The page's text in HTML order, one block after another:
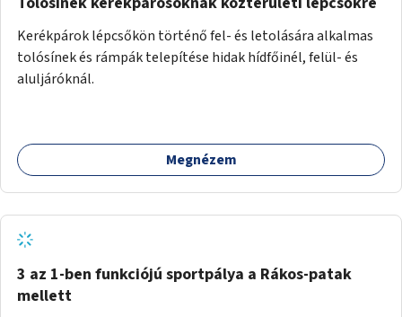
Kerékpárok lépcsőkön történő fel- és letolására alkalmas
tolósínek és rámpák telepítése hidak hídfőinél, felül- és
aluljáróknál.
Megnézem
3 az 1-ben funkciójú sportpálya a Rákos-patak
mellett